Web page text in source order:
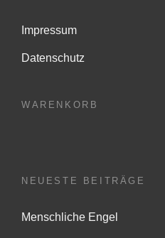
Impressum
Datenschutz
WARENKORB
NEUESTE BEITRÄGE
Menschliche Engel